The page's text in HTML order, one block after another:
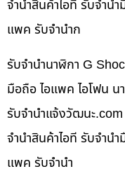
จำนำสินค้าไอที รับจำน
แพค รับจำนำก
รับจำนำนาฬิกา G
มือถือ ไอแพค ไอโฟน
รับจํานําแจ้งวัฒนะ
จำนำสินค้าไอที รับจำน
แพค รับจำนำ